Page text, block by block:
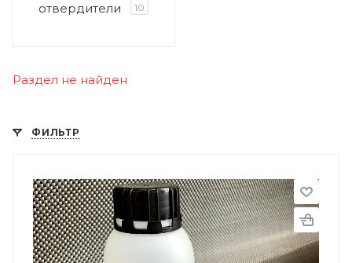
отвердители
10
Раздел не найден
ФИЛЬТР